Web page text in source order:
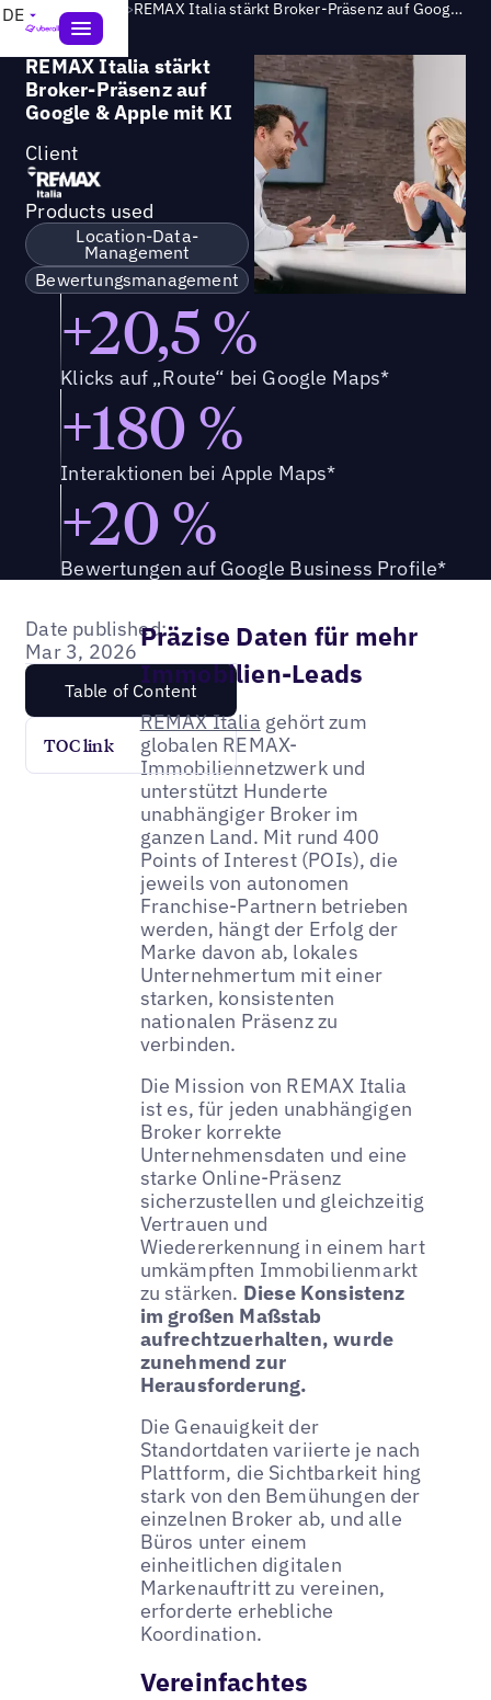
DE Success Story > REMAX Italia stärkt Broker-Präsenz auf Google & Apple mit KI
REMAX Italia stärkt
Broker-Präsenz auf
Google & Apple mit KI
Client
Products used
Location-Data-
Management
Bewertungsmanagement
+20,5 %
Klicks auf „Route“ bei Google Maps*
+180 %
Interaktionen bei Apple Maps*
+20 %
Bewertungen auf Google Business Profile*
Date published:
Mar 3, 2026
Table of Content
TOC link
Präzise Daten für mehr
Immobilien-Leads
REMAX Italia gehört zum
globalen REMAX-
Immobiliennetzwerk und
unterstützt Hunderte
unabhängiger Broker im
ganzen Land. Mit rund 400
Points of Interest (POIs), die
jeweils von autonomen
Franchise-Partnern betrieben
werden, hängt der Erfolg der
Marke davon ab, lokales
Unternehmertum mit einer
starken, konsistenten
nationalen Präsenz zu
verbinden.
Die Mission von REMAX Italia
ist es, für jeden unabhängigen
Broker korrekte
Unternehmensdaten und eine
starke Online-Präsenz
sicherzustellen und gleichzeitig
Vertrauen und
Wiedererkennung in einem hart
umkämpften Immobilienmarkt
zu stärken. Diese Konsistenz
im großen Maßstab
aufrechtzuerhalten, wurde
zunehmend zur
Herausforderung.
Die Genauigkeit der
Standortdaten variierte je nach
Plattform, die Sichtbarkeit hing
stark von den Bemühungen der
einzelnen Broker ab, und alle
Büros unter einem
einheitlichen digitalen
Markenauftritt zu vereinen,
erforderte erhebliche
Koordination.
Vereinfachtes